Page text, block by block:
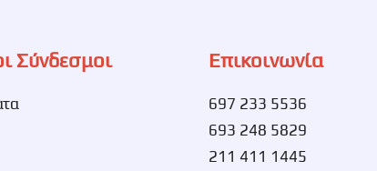
Σύνδεσμοι Επικοινωνία
697 233 5536
693 248 5829
211 411 1445